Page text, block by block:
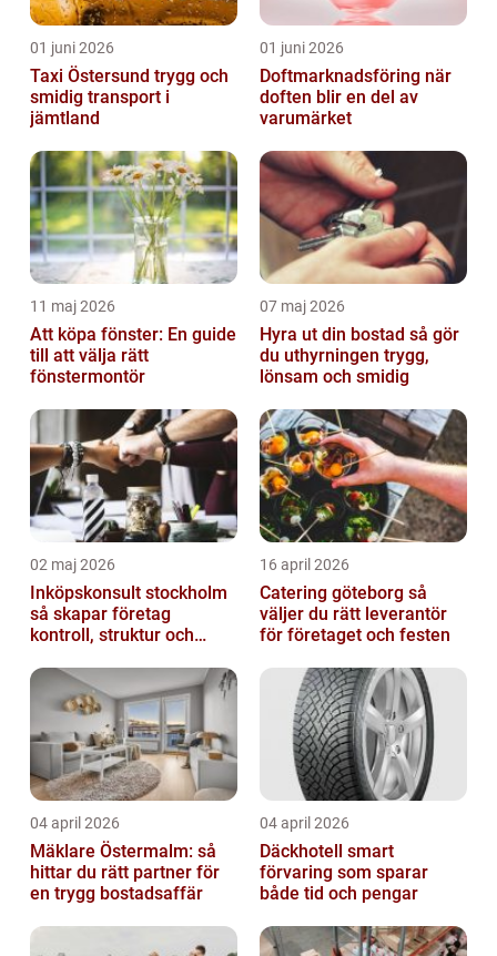
01 juni 2026
Taxi Östersund trygg och
smidig transport i
jämtland
01 juni 2026
Doftmarknadsföring när
doften blir en del av
varumärket
11 maj 2026
Att köpa fönster: En guide
till att välja rätt
fönstermontör
07 maj 2026
Hyra ut din bostad så gör
du uthyrningen trygg,
lönsam och smidig
02 maj 2026
Inköpskonsult stockholm
så skapar företag
kontroll, struktur och
16 april 2026
Catering göteborg så
väljer du rätt leverantör
för företaget och festen
04 april 2026
Mäklare Östermalm: så
hittar du rätt partner för
en trygg bostadsaffär
04 april 2026
Däckhotell smart
förvaring som sparar
både tid och pengar